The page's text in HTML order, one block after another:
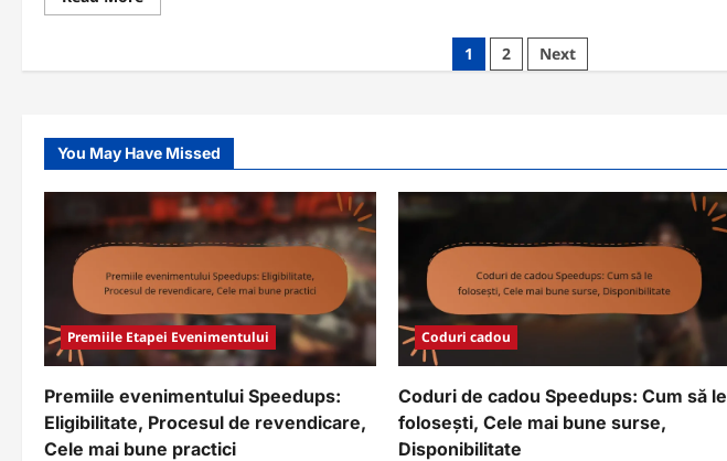
more
Etapele
Anunțuri,
Verificare,
Cerere
1 2 Next
You May Have Missed
Premiile Etapei Evenimentului
Premiile evenimentului Speedups:
Eligibilitate, Procesul de revendicare,
Cele mai bune practici
Coduri cadou
Coduri de cadou Speedups: Cum să le
folosești, Cele mai bune surse,
Disponibilitate